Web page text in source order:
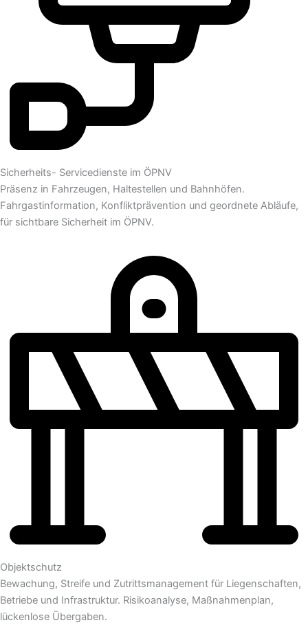
Sicherheits- Servicedienste im ÖPNV
Präsenz in Fahrzeugen, Haltestellen und Bahnhöfen.
Fahrgastinformation, Konfliktprävention und geordnete Abläufe,
für sichtbare Sicherheit im ÖPNV.
Objektschutz
Bewachung, Streife und Zutrittsmanagement für Liegenschaften,
Betriebe und Infrastruktur. Risikoanalyse, Maßnahmenplan,
lückenlose Übergaben.